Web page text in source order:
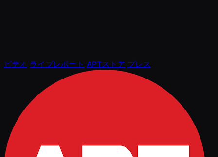
ビデオ ライブレポート APTストア プレス